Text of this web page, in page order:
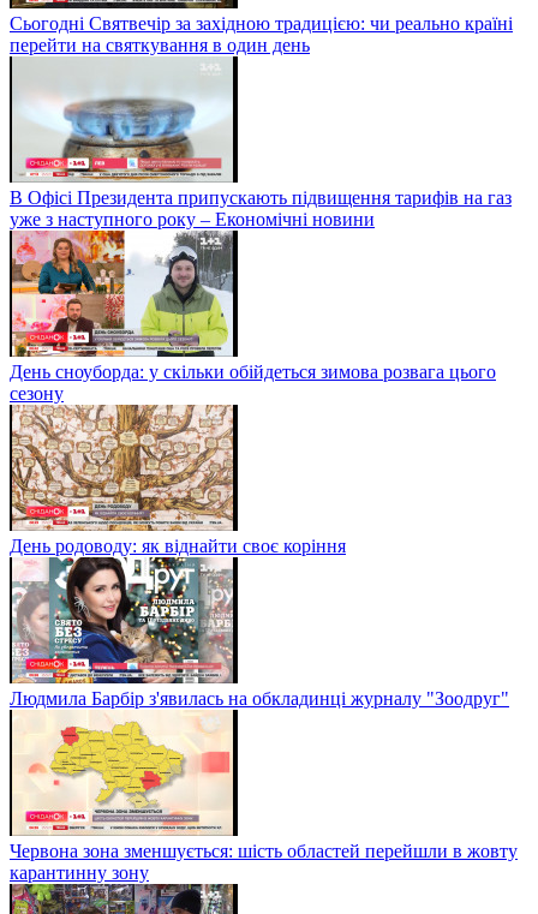
Сьогодні Святвечір за західною традицією: чи реально країні
перейти на святкування в один день
В Офісі Президента припускають підвищення тарифів на газ
уже з наступного року – Економічні новини
День сноуборда: у скільки обійдеться зимова розвага цього
сезону
День родоводу: як віднайти своє коріння
Людмила Барбір з'явилась на обкладинці журналу "Зоодруг"
Червона зона зменшується: шість областей перейшли в жовту
карантинну зону